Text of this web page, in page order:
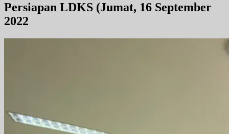
Persiapan LDKS (Jumat, 16 September
2022